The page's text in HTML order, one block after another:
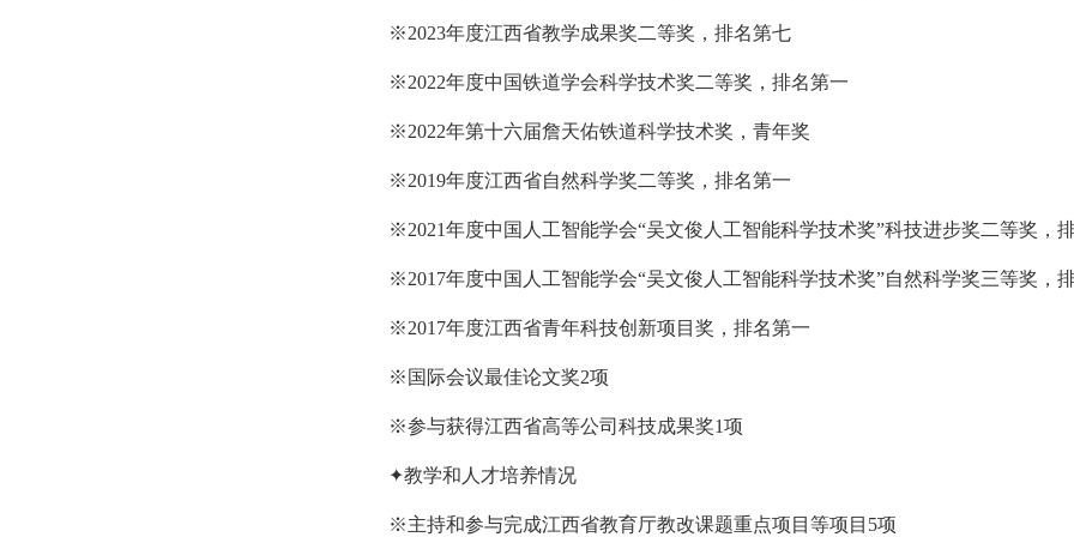
※2023年度江西省教学成果奖二等奖，排名第七
※2022年度中国铁道学会科学技术奖二等奖，排名第一
※2022年第十六届詹天佑铁道科学技术奖，青年奖
※2019年度江西省自然科学奖二等奖，排名第一
※2021年度中国人工智能学会“吴文俊人工智能科学技术奖”科技进步奖二等奖，
※2017年度中国人工智能学会“吴文俊人工智能科学技术奖”自然科学奖三等奖，
※2017年度江西省青年科技创新项目奖，排名第一
※国际会议最佳论文奖2项
※参与获得江西省高等公司科技成果奖1项
✦教学和人才培养情况
※主持和参与完成江西省教育厅教改课题重点项目等项目5项